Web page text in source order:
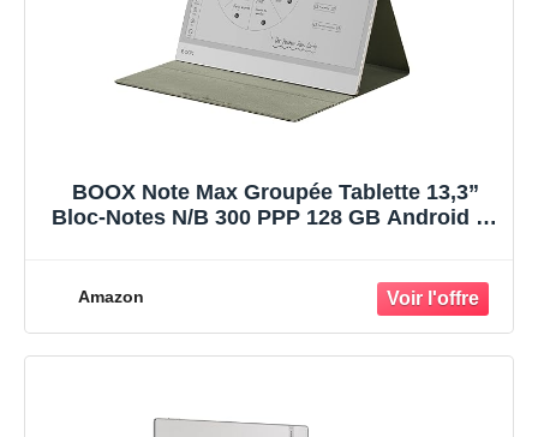
BOOX Note Max Groupée Tablette 13,3”
Bloc-Notes N/B 300 PPP 128 GB Android 13
Amazon